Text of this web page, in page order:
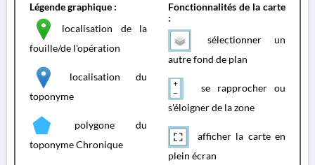
Légende graphique :
localisation de la
fouille/de l'opération
localisation du
toponyme
polygone du
toponyme Chronique
Fonctionnalités de la carte
:
sélectionner un
autre fond de plan
se rapprocher ou
s'éloigner de la zone
afficher la carte en
plein écran